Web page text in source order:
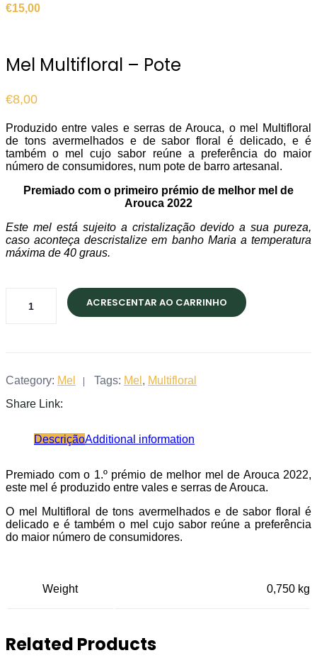
€15,00
Mel Multifloral – Pote
€8,00
Produzido entre vales e serras de Arouca, o mel Multifloral
de tons avermelhados e de sabor floral é delicado, e é
também o mel cujo sabor reúne a preferência do maior
número de consumidores, num pote de barro artesanal.
Premiado com o primeiro prémio de melhor mel de
Arouca 2022
Este mel está sujeito a cristalização devido a sua pureza,
caso aconteça descristalize em banho Maria a temperatura
máxima de 40 graus.
Multifloral
ACRESCENTAR AO CARRINHO
Category: Mel Tags: Mel , Multifloral
Share Link:
DescriçãoAdditional information
Premiado com o 1.º prémio de melhor mel de Arouca 2022,
este mel é produzido entre vales e serras de Arouca.
O mel Multifloral de tons avermelhados e de sabor floral é
delicado e é também o mel cujo sabor reúne a preferência
do maior número de consumidores.
Weight 0,750 kg
Related Products